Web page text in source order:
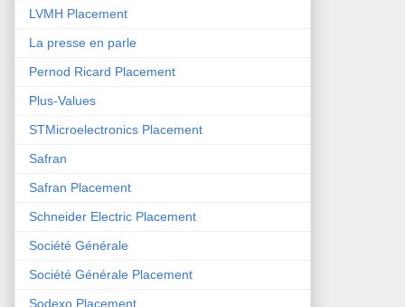
LVMH Placement
La presse en parle
Pernod Ricard Placement
Plus-Values
STMicroelectronics Placement
Safran
Safran Placement
Schneider Electric Placement
Société Générale
Société Générale Placement
Sodexo Placement